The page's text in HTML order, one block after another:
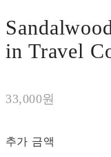
in Travel
33,000원
추가 금액